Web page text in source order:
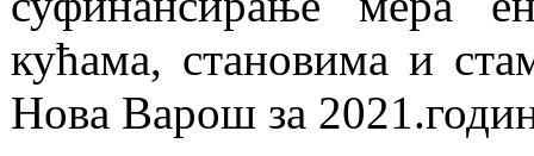
кућама, становима и
Новa Варош за